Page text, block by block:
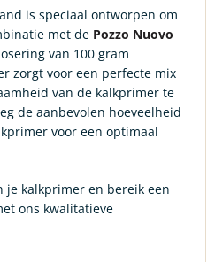
is speciaal ontworpen om
met de Pozzo Nuovo
van 100 gram
zorgt voor een perfecte mix
van de kalkprimer te
de aanbevolen hoeveelheid
voor een optimaal
je kalkprimer en bereik een
ons kwalitatieve